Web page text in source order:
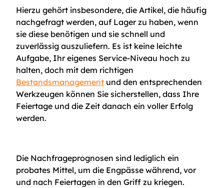
Hierzu gehört insbesondere, die Artikel, die häufig
nachgefragt werden, auf Lager zu haben, wenn
sie diese benötigen und sie schnell und
zuverlässig auszuliefern. Es ist keine leichte
Aufgabe, Ihr eigenes Service-Niveau hoch zu
halten, doch mit dem richtigen
Bestandsmanagement und den entsprechenden
Werkzeugen können Sie sicherstellen, dass Ihre
Feiertage und die Zeit danach ein voller Erfolg
werden.
Die Nachfrageprognosen sind lediglich ein
probates Mittel, um die Engpässe während, vor
und nach Feiertagen in den Griff zu kriegen.